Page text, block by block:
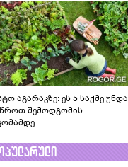
აგარაკზე: ეს 5 საქმე უნდა
შემოდგომის